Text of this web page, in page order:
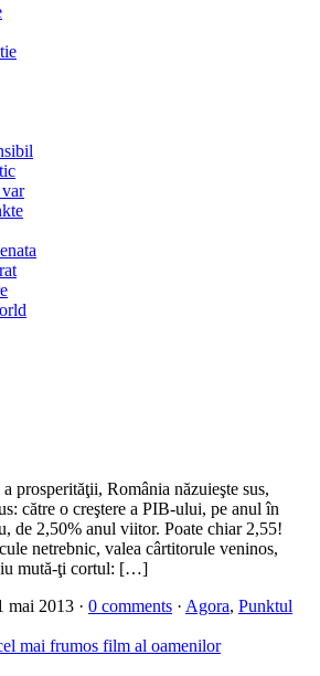
prosperităţii, România năzuieşte sus,
către o creştere a PIB-ului, pe anul în
de 2,50% anul viitor. Poate chiar 2,55!
netrebnic, valea cârtitorule veninos,
mută-ţi cortul: […]
mai 2013 · 0 comments · Agora, Punktul